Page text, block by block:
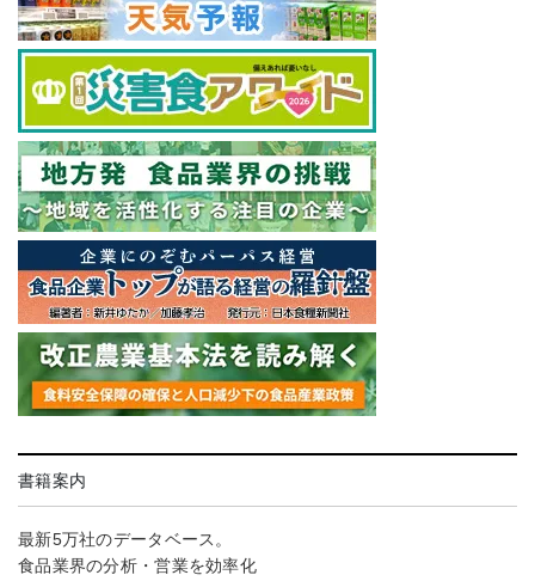
書籍案内
最新5万社のデータベース。
食品業界の分析・営業を効率化